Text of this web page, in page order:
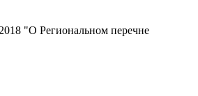
"О Региональном перечне